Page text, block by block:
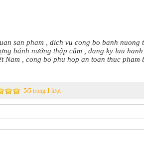
san pham
dich vu cong bo banh nuong
bánh nướng thập cẩm
dang ky luu
Nam
cong bo phu hop an toan thuc pham
5/5 trong 1 lượt